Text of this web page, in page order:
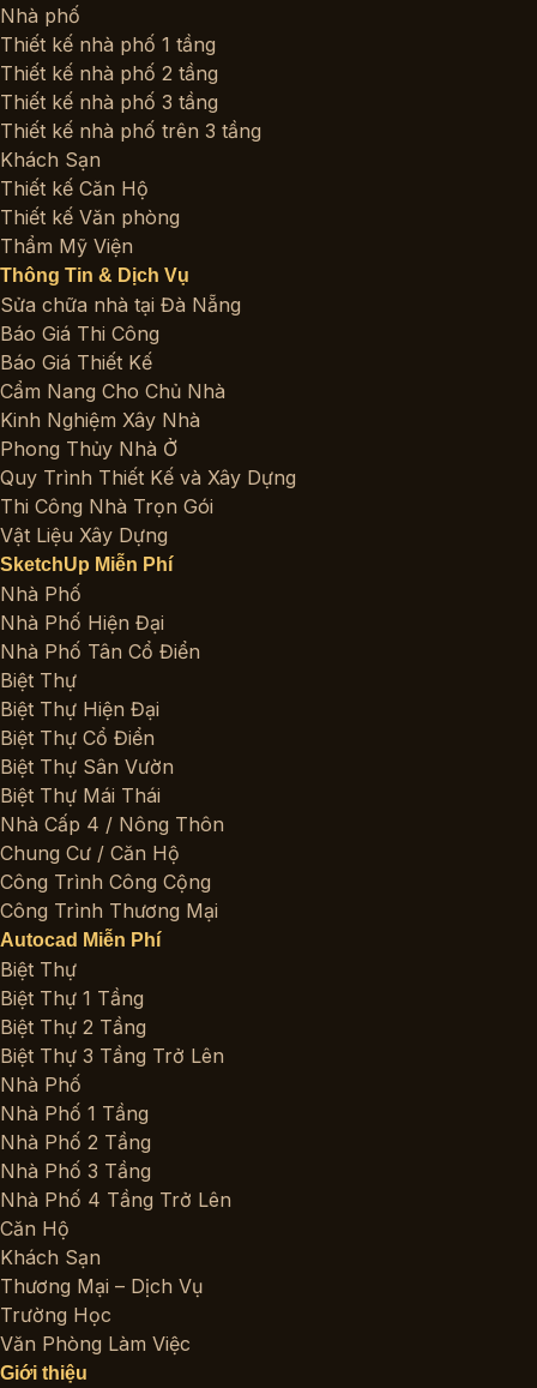
Nhà phố
Thiết kế nhà phố 1 tầng
Thiết kế nhà phố 2 tầng
Thiết kế nhà phố 3 tầng
Thiết kế nhà phố trên 3 tầng
Khách Sạn
Thiết kế Căn Hộ
Thiết kế Văn phòng
Thẩm Mỹ Viện
Thông Tin & Dịch Vụ
Sửa chữa nhà tại Đà Nẵng
Báo Giá Thi Công
Báo Giá Thiết Kế
Cẩm Nang Cho Chủ Nhà
Kinh Nghiệm Xây Nhà
Phong Thủy Nhà Ở
Quy Trình Thiết Kế và Xây Dựng
Thi Công Nhà Trọn Gói
Vật Liệu Xây Dựng
SketchUp Miễn Phí
Nhà Phố
Nhà Phố Hiện Đại
Nhà Phố Tân Cổ Điển
Biệt Thự
Biệt Thự Hiện Đại
Biệt Thự Cổ Điển
Biệt Thự Sân Vườn
Biệt Thự Mái Thái
Nhà Cấp 4 / Nông Thôn
Chung Cư / Căn Hộ
Công Trình Công Cộng
Công Trình Thương Mại
Autocad Miễn Phí
Biệt Thự
Biệt Thự 1 Tầng
Biệt Thự 2 Tầng
Biệt Thự 3 Tầng Trở Lên
Nhà Phố
Nhà Phố 1 Tầng
Nhà Phố 2 Tầng
Nhà Phố 3 Tầng
Nhà Phố 4 Tầng Trở Lên
Căn Hộ
Khách Sạn
Thương Mại – Dịch Vụ
Trường Học
Văn Phòng Làm Việc
Giới thiệu